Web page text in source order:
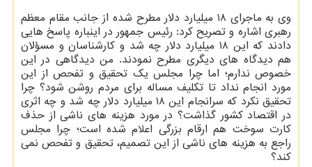
وی به ماجرای ۱۸ میلیارد دلار مطرح شده از جانب مقام معظم
رهبری اشاره و تصریح كرد: رئیس جمهور در اینباره پاسخ هایی
دادند كه این ۱۸ میلیارد دلار چه شد و كارشناسان و مسؤلان
هم دیدگاه های دیگری مطرح نمودند. من دیدگاهی در این
خصوص ندارم؛ اما چرا مجلس یك تحقیق و تفحص از این
مورد انجام نداد تا تكلیف مساله برای مردم روشن شود؟ چرا
تحقیق نكرد كه سرانجام این ۱۸ میلیارد دلار چه شد و چه اثری
در اقتصاد كشور گذاشت؟ در مورد هزینه های ناشی از حذف
كارت سوخت هم ارقام بزرگی اعلام شده است؛ چرا مجلس
راجع به هزینه های ناشی از این تصمیم، تحقیق و تفحص نمی
كند؟